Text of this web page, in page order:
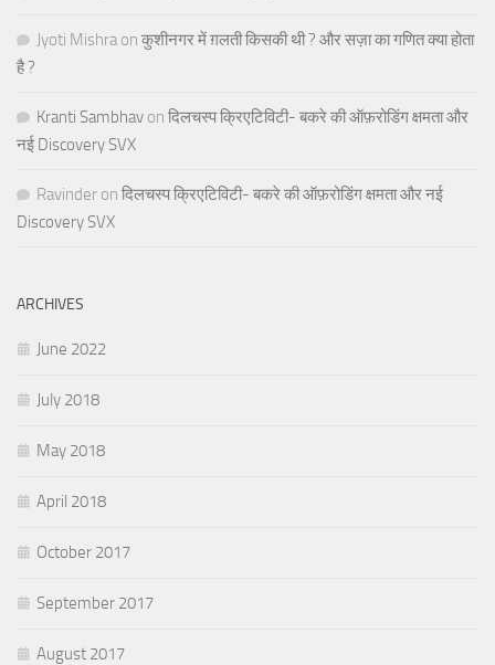
Jyoti Mishra on कुशीनगर में ग़लती किसकी थी ? और सज़ा का गणित क्या होता
है ?
Kranti Sambhav on दिलचस्प क्रिएटिविटी- बकरे की ऑफ़रोडिंग क्षमता और
नई Discovery SVX
Ravinder on दिलचस्प क्रिएटिविटी- बकरे की ऑफ़रोडिंग क्षमता और नई
Discovery SVX
ARCHIVES
June 2022
July 2018
May 2018
April 2018
October 2017
September 2017
August 2017